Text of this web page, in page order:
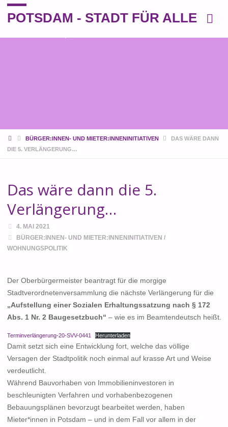
POTSDAM - STADT FÜR ALLE
STARTBÜRGER:INNEN- UND MIETER:INNENINITIATIVEN
DAS WÄRE DANN
DIE 5. VERLÄNGERUNG…
Das wäre dann die 5.
Verlängerung…
4. MAI 2021
BÜRGER:INNEN- UND MIETER:INNENINITIATIVEN /
WOHNUNGSPOLITIK
Der Oberbürgermeister beantragt für die morgige
Stadtverordnetenversammlung die nächste Verlängerung für die
„Aufstellung einer Sozialen Erhaltungssatzung nach § 172
Abs. 1 Nr. 2 Baugesetzbuch“ – wie es im Beamtendeutsch heißt.
Terminverlängerung-20-SVV-0441 Herunterladen
Damit setzt sich eine Entwicklung fort, welche das völlige
Versagen der Stadtpolitik noch einmal auf krasse Art und Weise
verdeutlicht.
Während Bauvorhaben von Immobilieninvestoren in
beschleunigten Verfahren und vorhabenbezogenen
Bebauungsplänen bevorzugt bearbeitet werden, haben
Mieter*innen in Potsdam – und in dem Fall vor allem in der